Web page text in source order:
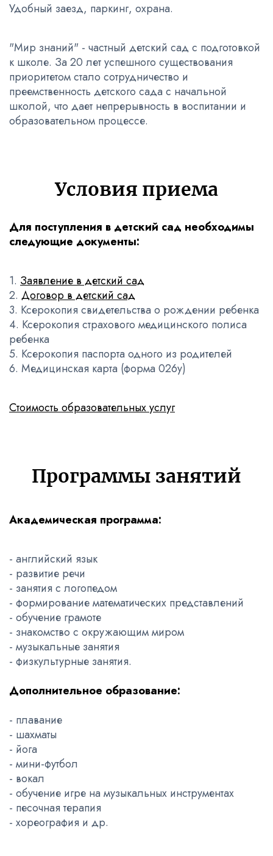
Удобный заезд, паркинг, охрана.
"Мир знаний" - частный детский сад с подготовкой
к школе. За 20 лет успешного существования
приоритетом стало сотрудничество и
преемственность детского сада с начальной
школой, что дает непрерывность в воспитании и
образовательном процессе.
Условия приема
Для поступления в детский сад необходимы
следующие документы:
1. Заявление в детский сад
2. Договор в детский сад
3. Ксерокопия свидетельства о рождении ребенка
4. Ксерокопия страхового медицинского полиса
ребенка
5. Ксерокопия паспорта одного из родителей
6. Медицинская карта (форма 026у)
Стоимость образовательных услуг
Программы занятий
Академическая программа:
- английский язык
- развитие речи
- занятия с логопедом
- формирование математических представлений
- обучение грамоте
- знакомство с окружающим миром
- музыкальные занятия
- физкультурные занятия.
Дополнительное образование:
- плавание
- шахматы
- йога
- мини-футбол
- вокал
- обучение игре на музыкальных инструментах
- песочная терапия
- хореография и др.